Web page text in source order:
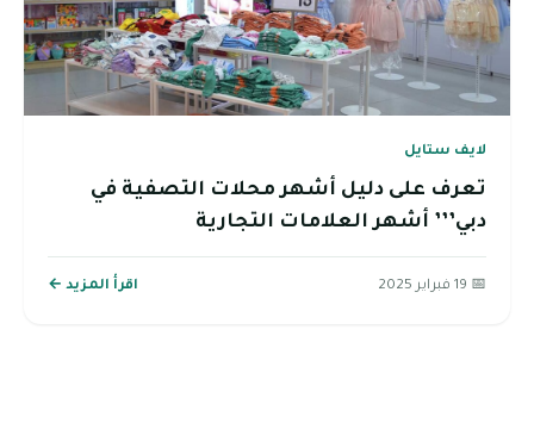
لايف ستايل
تعرف على دليل أشهر محلات التصفية في
دبي’’’ أشهر العلامات التجارية
📅 19 فبراير 2025 اقرأ المزيد ←